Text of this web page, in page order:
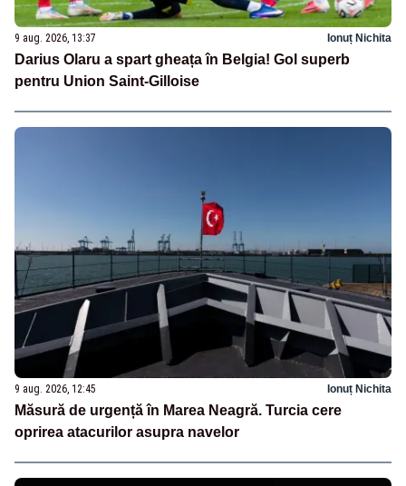
9 aug. 2026, 13:37 Ionuț Nichita
Darius Olaru a spart gheața în Belgia! Gol superb
pentru Union Saint-Gilloise
9 aug. 2026, 12:45 Ionuț Nichita
Măsură de urgență în Marea Neagră. Turcia cere
oprirea atacurilor asupra navelor